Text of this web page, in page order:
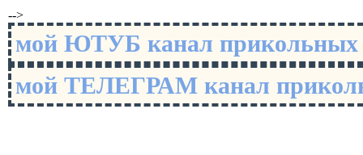
-->
мой ЮТУБ канал
мой ТЕЛЕГРАМ канал